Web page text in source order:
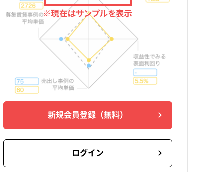
新規会員登録 （無料）
ログイン